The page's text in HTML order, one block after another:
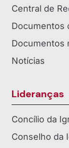
Central de
Documentos
Documentos
Notícias
Lideranças
Concílio da
Conselho da